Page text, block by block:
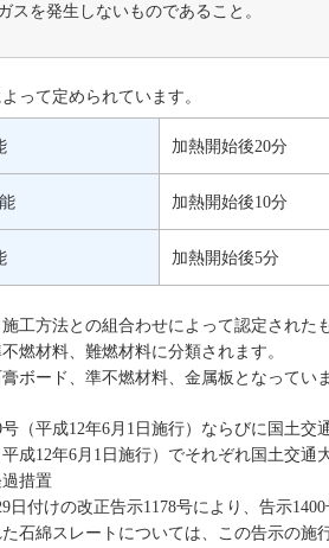
スを発生しないものであること。
って定められています。
加熱開始後20分
加熱開始後10分
加熱開始後5分
工方法との組合わせによって認定された
燃材料、難燃材料に分類されます。
ボード、準不燃材料、金属板となっていま
（平成12年6月1日施行）ならびに国土
成12年6月1日施行）でそれぞれ国土交通
措置
日付けの改正告示1178号により、告示
石綿スレートについては、この告示の施